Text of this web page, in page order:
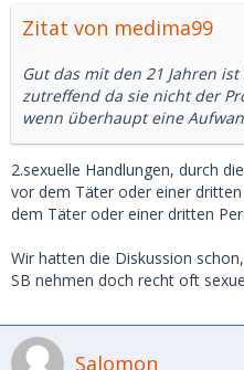
Zitat von medima99
Gut das mit den 21 Jahren
zutreffend da sie nicht der
wenn überhaupt eine
2.sexuelle Handlungen, durch
vor dem Täter oder einer
dem Täter oder einer dritten
Wir hatten die Diskussion
SB nehmen doch recht oft
Salomon